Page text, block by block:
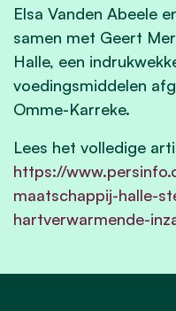
Elsa Vanden Abeele
samen met Geert
Halle, een
voedingsmiddelen
Omme-Karreke.
Lees het volledige
https://
maatschappij-halle-
hartverwarmende-